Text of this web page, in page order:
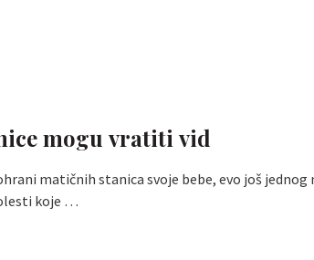
mogu vratiti vid
matičnih stanica svoje bebe, evo još jednog
koje …